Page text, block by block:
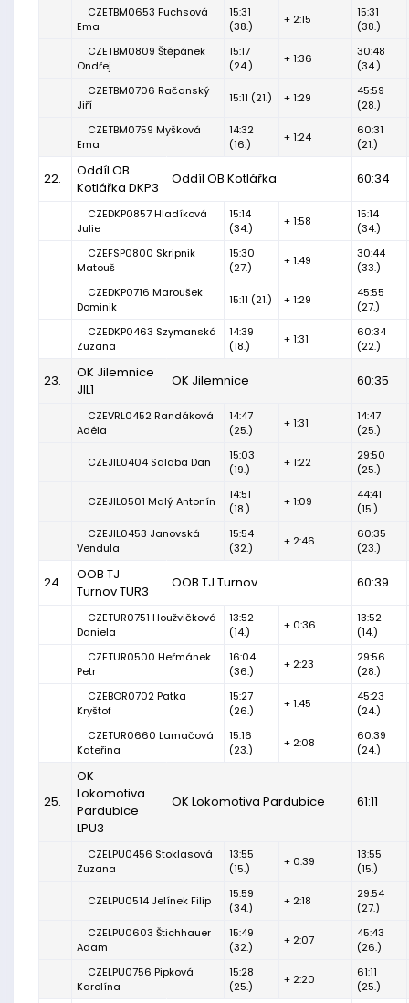
CZETBM0653 Fuchsová
Ema
15:31
(38.)
+ 2:15
15:31
(38.)
CZETBM0809 Štěpánek
Ondřej
15:17
(24.)
+ 1:36
30:48
(34.)
CZETBM0706 Račanský
Jiří
15:11 (21.) + 1:29
45:59
(28.)
CZETBM0759 Myšková
Ema
14:32
(16.)
+ 1:24
60:31
(21.)
22.
Oddíl OB
Kotlářka DKP3
Oddíl OB Kotlářka 60:34
CZEDKP0857 Hladíková
Julie
15:14
(34.)
+ 1:58
15:14
(34.)
CZEFSP0800 Skripnik
Matouš
15:30
(27.)
+ 1:49
30:44
(33.)
CZEDKP0716 Maroušek
Dominik
15:11 (21.) + 1:29
45:55
(27.)
CZEDKP0463 Szymanská
Zuzana
14:39
(18.)
+ 1:31
60:34
(22.)
23.
OK Jilemnice
JIL1
OK Jilemnice 60:35
CZEVRL0452 Randáková
Adéla
14:47
(25.)
+ 1:31
14:47
(25.)
CZEJIL0404 Salaba Dan
15:03
(19.)
+ 1:22
29:50
(25.)
CZEJIL0501 Malý Antonín
14:51
(18.)
+ 1:09
44:41
(15.)
CZEJIL0453 Janovská
Vendula
15:54
(32.)
+ 2:46
60:35
(23.)
24.
OOB TJ
Turnov TUR3
OOB TJ Turnov 60:39
CZETUR0751 Houžvičková
Daniela
13:52
(14.)
+ 0:36
13:52
(14.)
CZETUR0500 Heřmánek
Petr
16:04
(36.)
+ 2:23
29:56
(28.)
CZEBOR0702 Patka
Kryštof
15:27
(26.)
+ 1:45
45:23
(24.)
CZETUR0660 Lamačová
Kateřina
15:16
(23.)
+ 2:08
60:39
(24.)
25.
OK
Lokomotiva
Pardubice
LPU3
OK Lokomotiva Pardubice 61:11
CZELPU0456 Stoklasová
Zuzana
13:55
(15.)
+ 0:39
13:55
(15.)
CZELPU0514 Jelínek Filip
15:59
(34.)
+ 2:18
29:54
(27.)
CZELPU0603 Štichhauer
Adam
15:49
(32.)
+ 2:07
45:43
(26.)
CZELPU0756 Pipková
Karolína
15:28
(25.)
+ 2:20
61:11
(25.)